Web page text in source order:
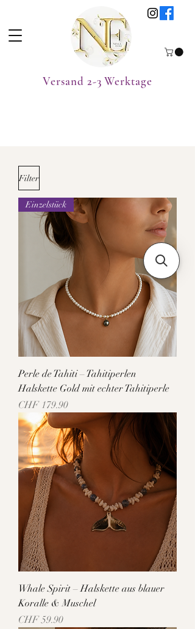
Versand 2-3 Werktage
Filter
Einzelstück
Perle de Tahiti – Tahitiperlen
Halskette Gold mit echter Tahitiperle
Preis
CHF 179.90
Whale Spirit – Halskette aus blauer
Koralle & Muschel
Preis
CHF 59.90